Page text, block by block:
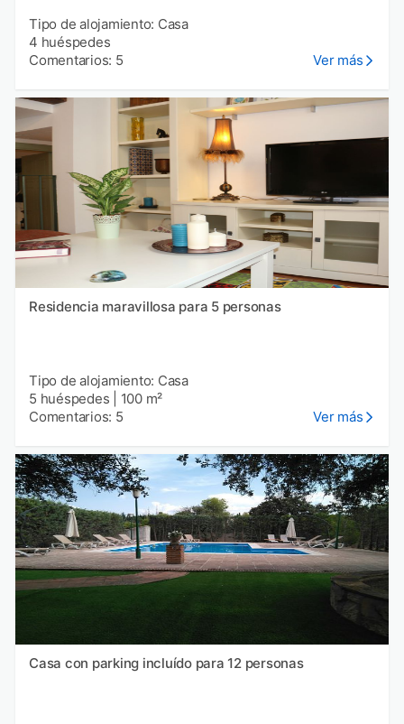
Tipo de alojamiento: Casa
4 huéspedes
Comentarios: 5
Ver más
Residencia maravillosa para 5 personas
Tipo de alojamiento: Casa
5 huéspedes
100 m²
Comentarios: 5
Ver más
Casa con parking incluído para 12 personas